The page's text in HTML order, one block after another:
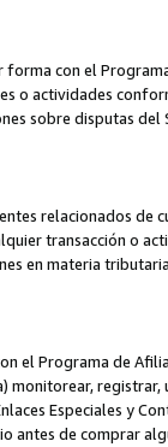
con el
o actividades
sobre disputas
relacionados de
transacción o
en materia
el Programa de
monitorear,
Especiales y
antes de comprar